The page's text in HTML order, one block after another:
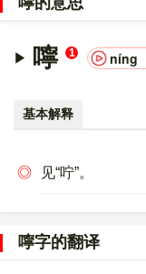
嚀 1 níng
基本解释
◎ 见“咛”。
嚀字的翻译